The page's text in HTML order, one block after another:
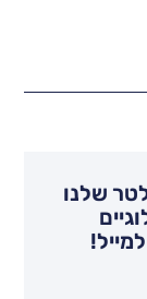
שלנו